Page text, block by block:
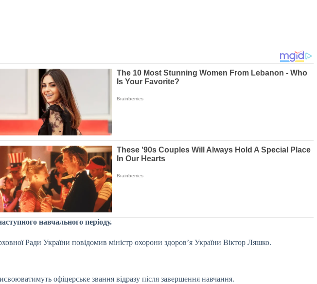
навчального періоду.
Ради України повідомив міністр охорони здоров’я України Віктор Ляшко.
офіцерське звання відразу після завершення навчання.